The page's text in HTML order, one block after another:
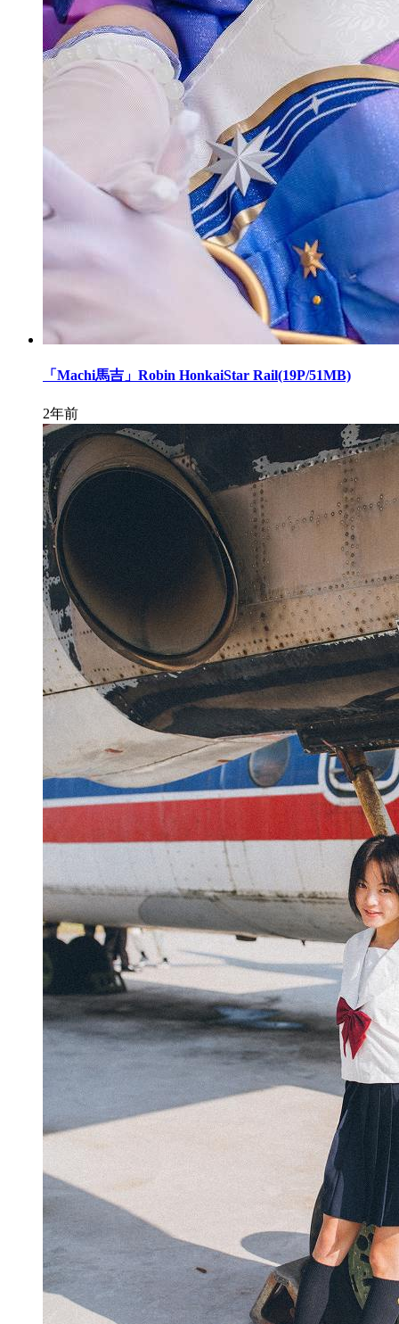
「Machi馬吉」Robin HonkaiStar Rail(19P/51MB)
2年前